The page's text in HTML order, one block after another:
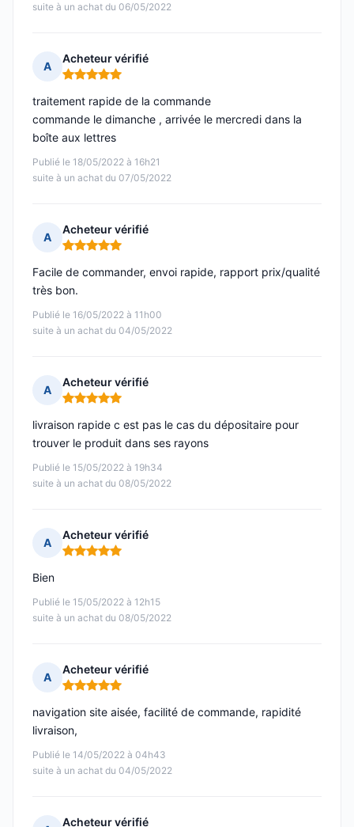
suite à un achat du 06/05/2022
A
Acheteur vérifié
Note : 5 sur 5
Publié le 18/05/2022 à 16h21
suite à un achat du 07/05/2022
traitement rapide de la commande
commande le dimanche , arrivée le mercredi dans la
boîte aux lettres
A
Acheteur vérifié
Note : 5 sur 5
Publié le 16/05/2022 à 11h00
suite à un achat du 04/05/2022
Facile de commander, envoi rapide, rapport prix/qualité
très bon.
A
Acheteur vérifié
Note : 5 sur 5
Publié le 15/05/2022 à 19h34
suite à un achat du 08/05/2022
livraison rapide c est pas le cas du dépositaire pour
trouver le produit dans ses rayons
A
Acheteur vérifié
Note : 5 sur 5
Publié le 15/05/2022 à 12h15
suite à un achat du 08/05/2022
Bien
A
Acheteur vérifié
Note : 5 sur 5
Publié le 14/05/2022 à 04h43
suite à un achat du 04/05/2022
navigation site aisée, facilité de commande, rapidité
livraison,
Acheteur vérifié